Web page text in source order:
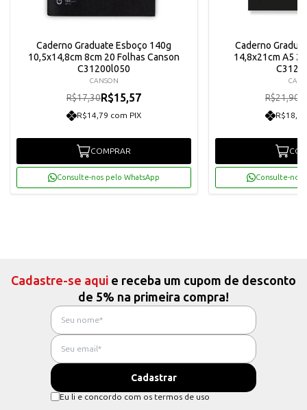
Caderno Graduate Esboço 140g
10,5x14,8cm 8cm 20 Folhas Canson
C31200l050
CANSON
R$17,30R$15,57
R$14,79 com PIX
COMPRAR
Consulte-nos pelo WhatsApp
Caderno
14,8x21cm A5
R$21,90
Consulte-nos
Cadastre-se aqui e receba um cupom de desconto
de 5% na primeira compra!
Eu li e concordo com os termos de uso